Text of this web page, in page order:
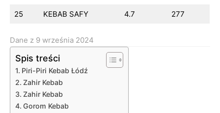
25 KEBAB SAFY 4.7 277
Dane z 9 września 2024
Spis treści
Piri-Piri Kebab Łódź
Zahir Kebab
Zahir Kebab
Gorom Kebab